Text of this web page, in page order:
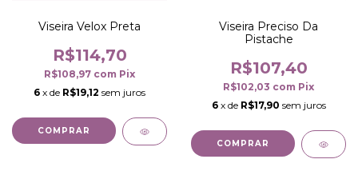
Viseira Velox Preta
R$114,70
R$108,97 com Pix
6 x de R$19,12 sem juros
COMPRAR
Viseira Preciso Da
Pistache
R$107,40
R$102,03 com Pix
6 x de R$17,90 sem juros
COMPRAR